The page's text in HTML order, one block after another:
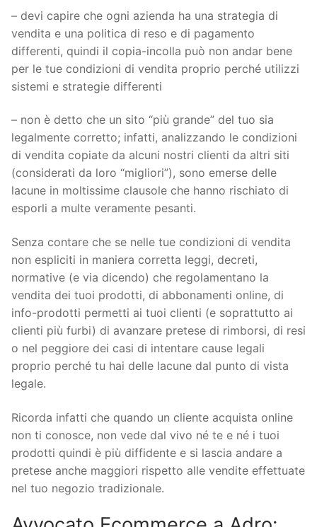
– devi capire che ogni azienda ha una strategia di
vendita e una politica di reso e di pagamento
differenti, quindi il copia-incolla può non andar bene
per le tue condizioni di vendita proprio perché utilizzi
sistemi e strategie differenti
– non è detto che un sito “più grande” del tuo sia
legalmente corretto; infatti, analizzando le condizioni
di vendita copiate da alcuni nostri clienti da altri siti
(considerati da loro “migliori”), sono emerse delle
lacune in moltissime clausole che hanno rischiato di
esporli a multe veramente pesanti.
Senza contare che se nelle tue condizioni di vendita
non espliciti in maniera corretta leggi, decreti,
normative (e via dicendo) che regolamentano la
vendita dei tuoi prodotti, di abbonamenti online, di
info-prodotti permetti ai tuoi clienti (e soprattutto ai
clienti più furbi) di avanzare pretese di rimborsi, di resi
o nel peggiore dei casi di intentare cause legali
proprio perché tu hai delle lacune dal punto di vista
legale.
Ricorda infatti che quando un cliente acquista online
non ti conosce, non vede dal vivo né te e né i tuoi
prodotti quindi è più diffidente e si lascia andare a
pretese anche maggiori rispetto alle vendite effettuate
nel tuo negozio tradizionale.